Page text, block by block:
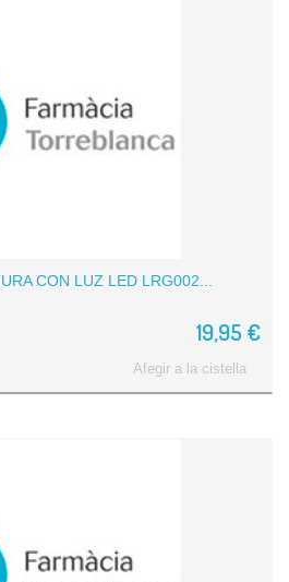
CON LUZ LED LRG002...
19,95 €
Afegir a la cistella